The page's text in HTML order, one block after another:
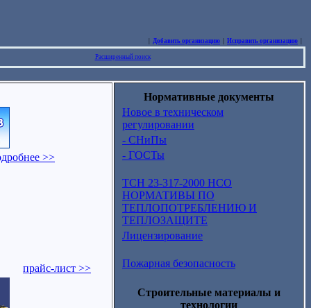
Добавить организацию Исправить организацию
Расширенный поиск
>>
прайс-лист >>
Нормативные документы
Новое в техническом
регулировании
- СНиПы
- ГОСТы
ТСН 23-317-2000 НСО
НОРМАТИВЫ ПО
ТЕПЛОПОТРЕБЛЕНИЮ И
ТЕПЛОЗАЩИТЕ
Лицензирование
Пожарная безопасность
Строительные материалы и
технологии